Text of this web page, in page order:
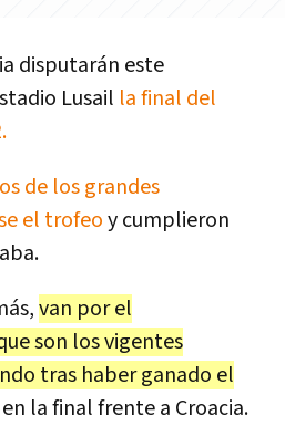
disputarán este
Lusail la final del
de los grandes
el trofeoy cumplieron
van por el
son los vigentes
tras haber ganado el
en la final frente a Croacia.